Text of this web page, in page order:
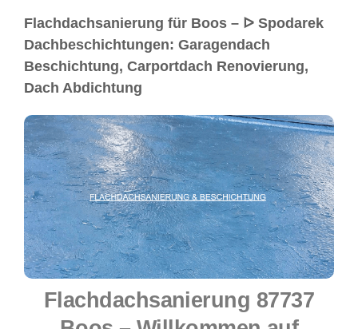
Flachdachsanierung für Boos – ᐅ Spodarek
Dachbeschichtungen: Garagendach
Beschichtung, Carportdach Renovierung,
Dach Abdichtung
Flachdachsanierung 87737